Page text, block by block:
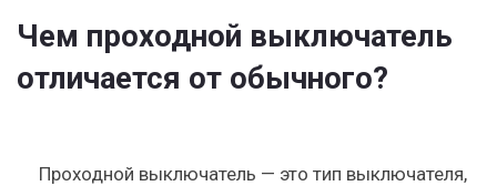
Чем проходной выключатель
отличается от обычного?
Проходной выключатель — это тип выключателя,